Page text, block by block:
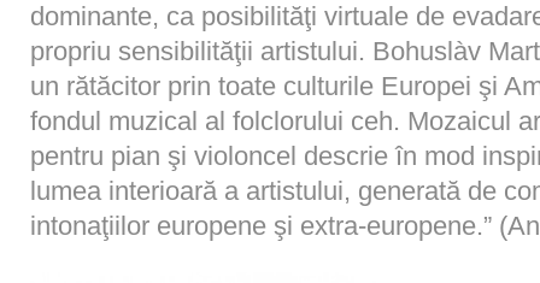
dominante, ca posibilităţi virtuale de
propriu sensibilităţii artistului. Bohuslàv
un rătăcitor prin toate culturile Europei şi
fondul muzical al folclorului ceh. Mozaicul
pentru pian şi violoncel descrie în mod
lumea interioară a artistului, generată de
intonaţiilor europene şi extra-europene.”